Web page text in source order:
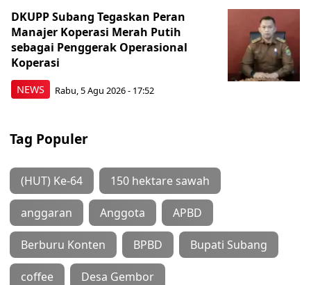
NEWS
DKUPP Subang Tegaskan Peran
Manajer Koperasi Merah Putih
sebagai Penggerak Operasional
Koperasi
Rabu, 5 Agu 2026 - 17:52
Tag Populer
(HUT) Ke-64 150 hektare sawah
anggaran Anggota APBD
Berburu Konten BPBD Bupati Subang
coffee Desa Gembor